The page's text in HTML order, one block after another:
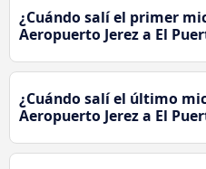
¿Cuándo salí el primer
Aeropuerto Jerez a El
¿Cuándo salí el último
Aeropuerto Jerez a El